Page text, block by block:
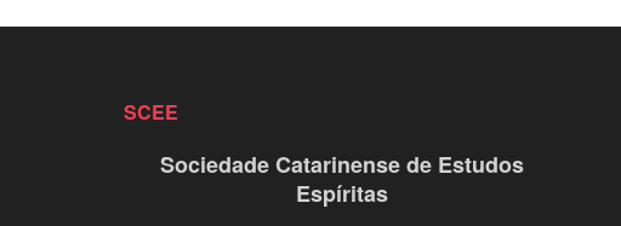
SCEE
Sociedade Catarinense de Estudos
Espíritas